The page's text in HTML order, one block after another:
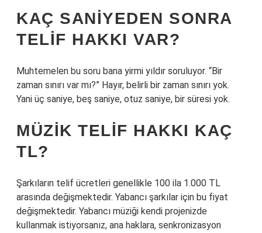
KAÇ SANIYEDEN SONRA
TELIF HAKKI VAR?
Muhtemelen bu soru bana yirmi yıldır soruluyor. “Bir
zaman sınırı var mı?” Hayır, belirli bir zaman sınırı yok.
Yani üç saniye, beş saniye, otuz saniye, bir süresi yok.
MÜZIK TELIF HAKKI KAÇ
TL?
Şarkıların telif ücretleri genellikle 100 ila 1.000 TL
arasında değişmektedir. Yabancı şarkılar için bu fiyat
değişmektedir. Yabancı müziği kendi projenizde
kullanmak istiyorsanız, ana haklara, senkronizasyon